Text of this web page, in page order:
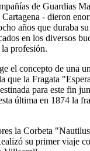
de Guardias
- dieron
años que duraba
en los diversos
profesión.
el concepto de una
que la Fragata
para este fin
última en 1874 la
la Corbeta
su primer viaje